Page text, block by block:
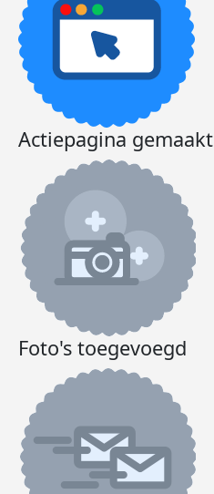
Actiepagina gemaakt
Foto's toegevoegd